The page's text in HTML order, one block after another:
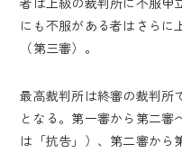
にも不服がある者はさらに
（第三審）。
最高裁判所は終審の裁判所
となる。第一審から第二審
は「抗告」）、第二審から